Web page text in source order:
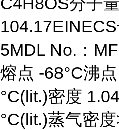
5MDL No.：
熔点 -68°C沸
°C(lit.)密度
°C(lit.)蒸气密